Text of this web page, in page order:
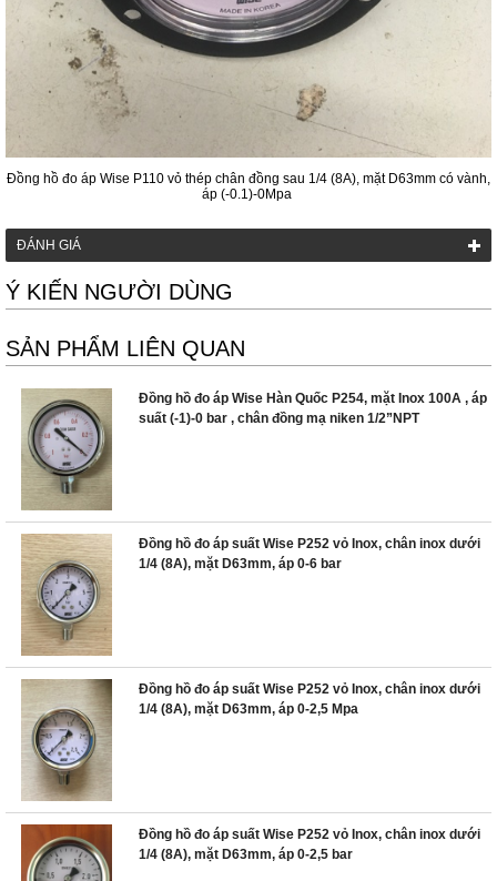
Đồng hồ đo áp Wise P110 vỏ thép chân đồng sau 1/4 (8A), mặt D63mm có vành,
áp (-0.1)-0Mpa
ĐÁNH GIÁ
Ý KIẾN NGƯỜI DÙNG
SẢN PHẨM LIÊN QUAN
Đồng hồ đo áp Wise Hàn Quốc P254, mặt Inox 100A , áp
suất (-1)-0 bar , chân đồng mạ niken 1/2”NPT
Đồng hồ đo áp suất Wise P252 vỏ Inox, chân inox dưới
1/4 (8A), mặt D63mm, áp 0-6 bar
Đồng hồ đo áp suất Wise P252 vỏ Inox, chân inox dưới
1/4 (8A), mặt D63mm, áp 0-2,5 Mpa
Đồng hồ đo áp suất Wise P252 vỏ Inox, chân inox dưới
1/4 (8A), mặt D63mm, áp 0-2,5 bar